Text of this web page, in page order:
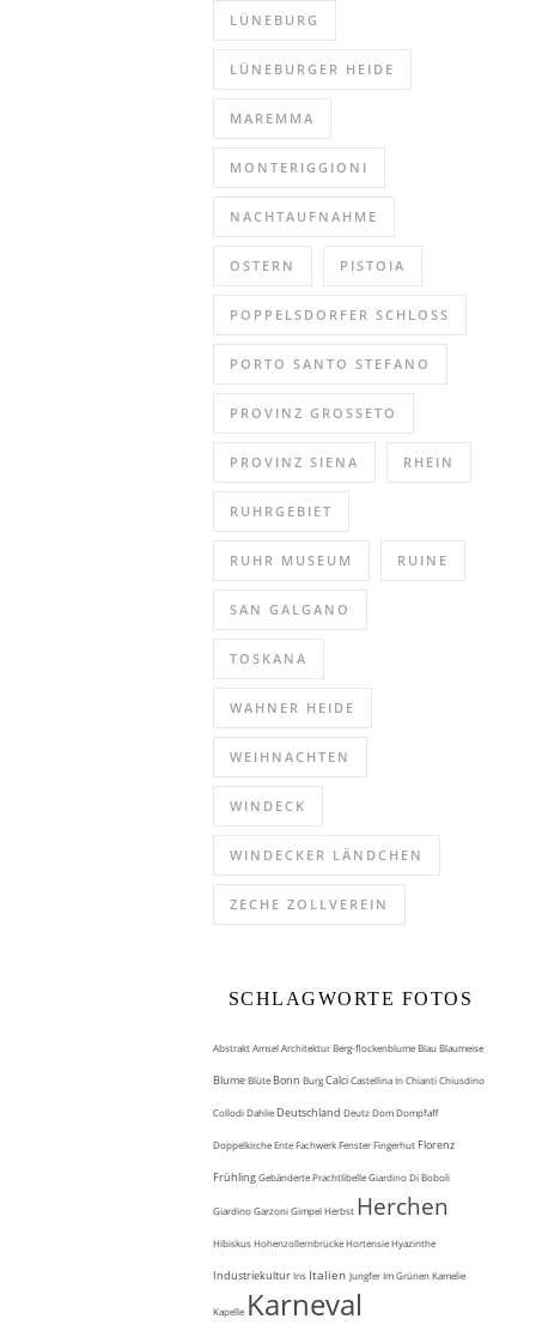
LÜNEBURG
LÜNEBURGER HEIDE
MAREMMA
MONTERIGGIONI
NACHTAUFNAHME
OSTERN PISTOIA
POPPELSDORFER SCHLOSS
PORTO SANTO STEFANO
PROVINZ GROSSETO
PROVINZ SIENA RHEIN
RUHRGEBIET
RUHR MUSEUM RUINE
SAN GALGANO
TOSKANA
WAHNER HEIDE
WEIHNACHTEN
WINDECK
WINDECKER LÄNDCHEN
ZECHE ZOLLVEREIN
SCHLAGWORTE FOTOS
AbstraktAmselArchitekturBerg-flockenblumeBlauBlaumeise
BlumeBlüte Bonn BurgCalciCastellina In ChiantiChiusdino
CollodiDahlie Deutschland DeutzDomDompfaff
DoppelkircheEnteFachwerkFensterFingerhut Florenz
FrühlingGebänderte PrachtlibelleGiardino Di Boboli
Giardino GarzoniGimpelHerbst Herchen
HibiskusHohenzollernbrückeHortensieHyazinthe
IndustriekulturIris Italien Jungfer Im GrünenKamelie
Kapelle Karneval